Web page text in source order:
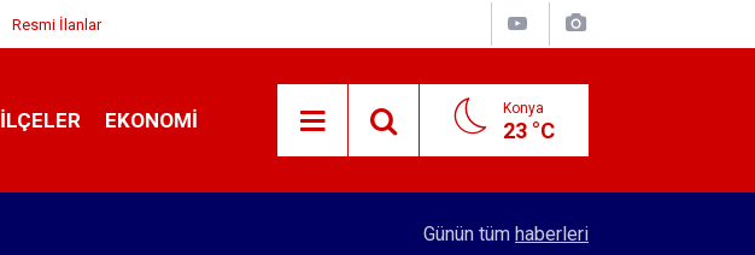
Resmi İlanlar
İLÇELER EKONOMI Konya
23 °C
Konya'nın öncü firması atakta! Yeni yatırıma
Günün tüm haberleri